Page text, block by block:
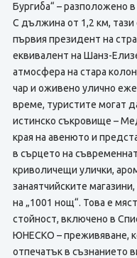
Бургиба“ – разположено
С дължина от 1,2 км,
първия президент на
еквивалент на Шанз-
атмосфера на стара
чар и оживено улично
време, туристите могат
истинско съкровище –
края на авенюто и
в сърцето на
криволичещи улички,
занаятчийските
на „1001 нощ“. Това е
стойност, включено в
ЮНЕСКО – преживяване,
отпечатък в съзнанието